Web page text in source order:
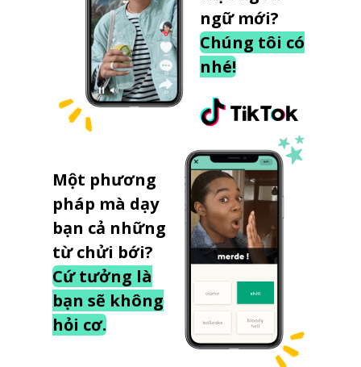
ngữ mới?
Chúng tôi có
nhé!
Một phương
pháp mà dạy
bạn cả những
từ chửi bới?
Cứ tưởng là
bạn sẽ không
hỏi cơ.